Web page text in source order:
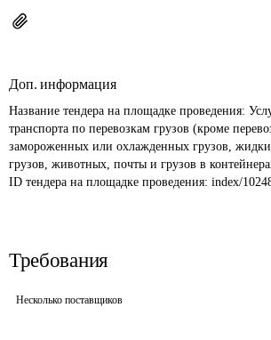
Доп. информация
Название тендера на площадке проведения:
транспорта по перевозкам грузов (кроме
замороженных или охлажденных грузов,
грузов, животных, почты и грузов в
ID тендера на площадке проведения: index/
Требования
Несколько поставщиков